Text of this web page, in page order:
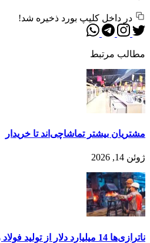
در داخل کلیپ بورد ذخیره شد!
مطالب مرتبط
مشتریان بیشتر تماشاچی‌اند تا خریدار
ژوئن 14, 2026
ناترازی‌ها 14 میلیارد دلار از تولید فولاد را هوا کرد